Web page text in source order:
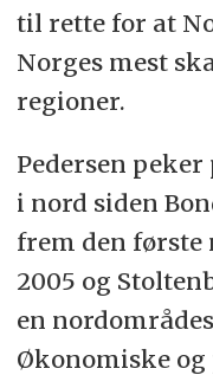
til rette for at
Norges mest
regioner.
Pedersen
i nord siden
frem den
2005 og
en
Økonomiske